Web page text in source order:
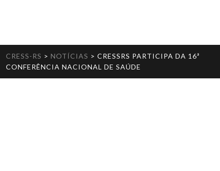
CRESS-RS > NOTÍCIAS > CRESSRS PARTICIPA DA 16ª
CONFERÊNCIA NACIONAL DE SAÚDE